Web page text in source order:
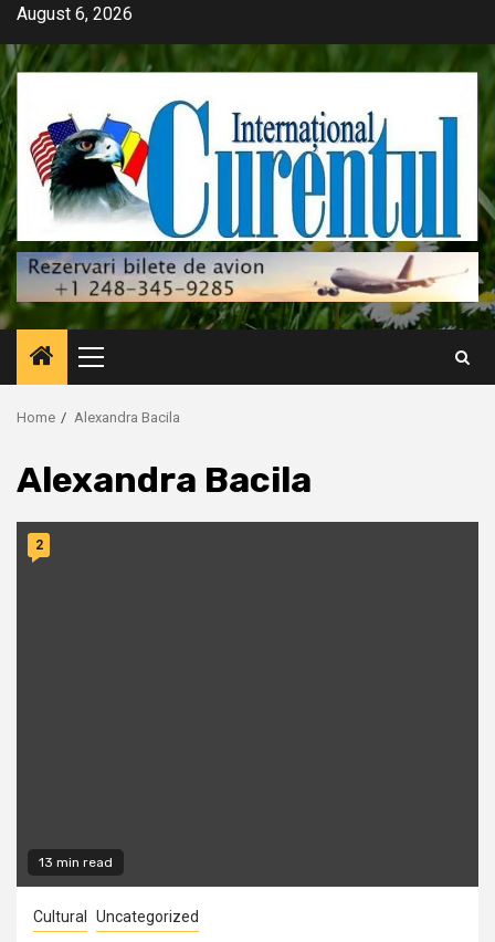
Skip
content
August 6, 2026
Primary
Menu
Home Alexandra Bacila
Alexandra Bacila
13 min read
2
Cultural Uncategorized